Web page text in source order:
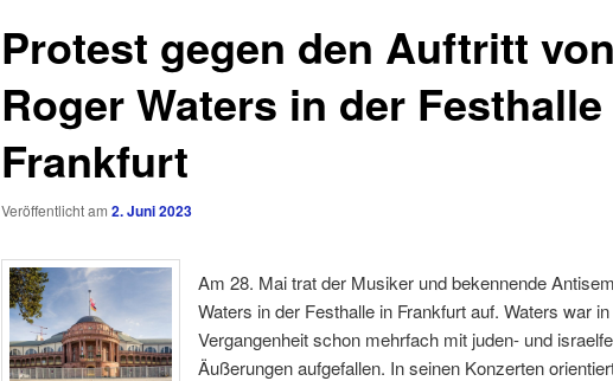
Protest gegen den Auftritt von
Roger Waters in der
Frankfurt
Veröffentlicht am 2. Juni 2023
Am 28. Mai trat der Musiker und bekennende
Waters in der Festhalle in Frankfurt auf. Waters war
Vergangenheit schon mehrfach mit juden- und
Äußerungen aufgefallen. In seinen Konzerten